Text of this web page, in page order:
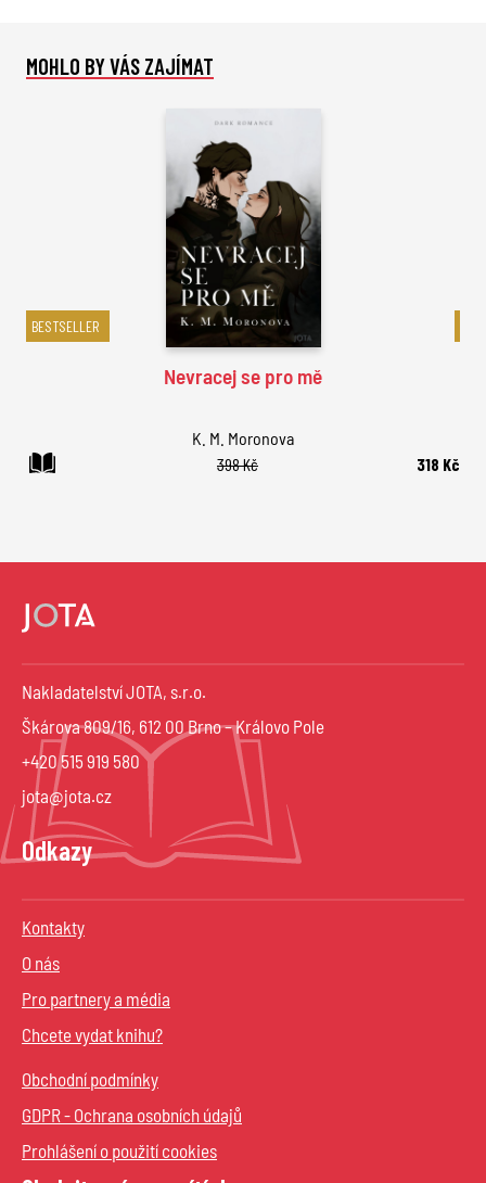
MOHLO BY VÁS ZAJÍMAT
BESTSELLER
Nevracej se pro mě
K. M. Moronova
398 Kč
318 Kč
Nakladatelství JOTA, s.r.o.
Škárova 809/16, 612 00 Brno – Královo Pole
+420 515 919 580
jota@jota.cz
Odkazy
Kontakty
O nás
Pro partnery a média
Chcete vydat knihu?
Obchodní podmínky
GDPR - Ochrana osobních údajů
Prohlášení o použití cookies